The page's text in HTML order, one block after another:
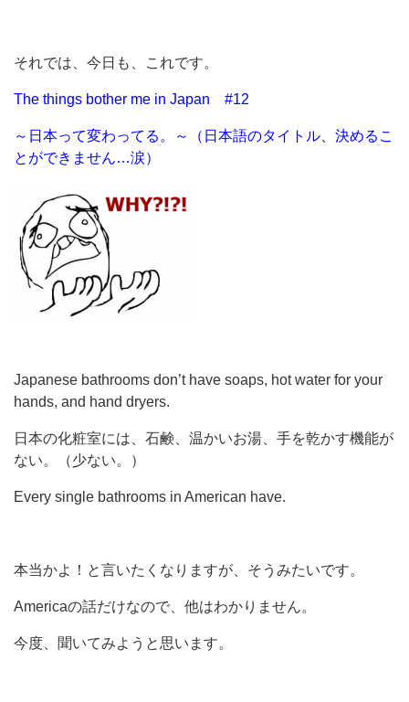
それでは、今日も、これです。
The things bother me in Japan #12
～日本って変わってる。
～（日本語のタイトル、決めるこ
とができません…涙）
Japanese bathrooms don’t have soaps, hot water for your
hands, and hand dryers.
日本の化粧室には、石鹸、温かいお湯、手を乾かす機能が
ない。（少ない。）
Every single bathrooms in American have.
本当かよ！と言いたくなりますが、そうみたいです。
Americaの話だけなので、他はわかりません。
今度、聞いてみようと思います。